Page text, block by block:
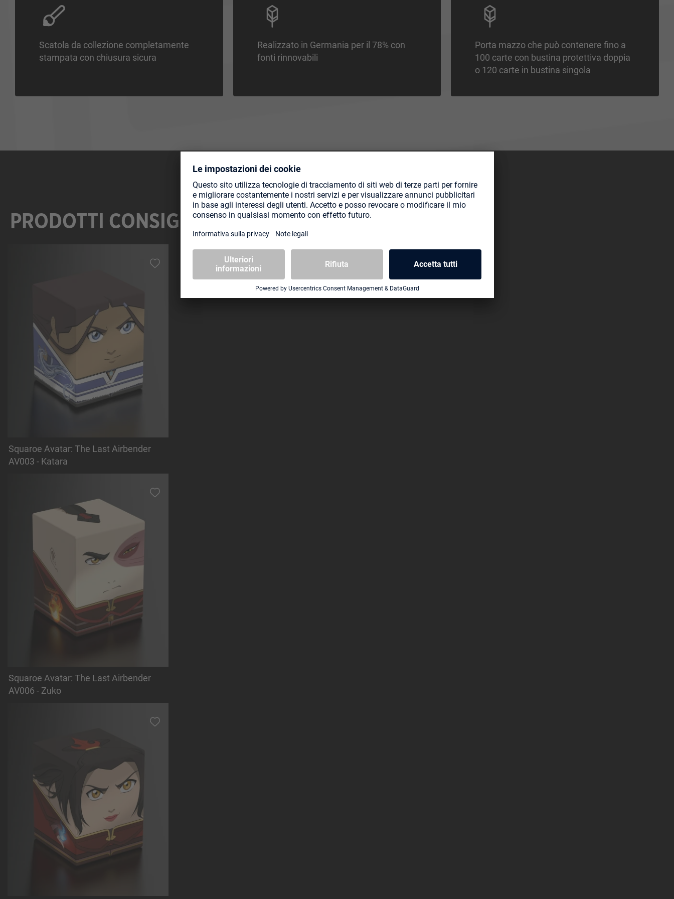
Scatola da collezione completamente
stampata con chiusura sicura
Realizzato in Germania per il 78% con
fonti rinnovabili
Porta mazzo che può contenere fino a
100 carte con bustina protettiva doppia
o 120 carte in bustina singola
PRODOTTI CONSIGLIATI
Squaroe Avatar: The Last Airbender
AV003 - Katara
Squaroe Avatar: The Last Airbender
AV006 - Zuko